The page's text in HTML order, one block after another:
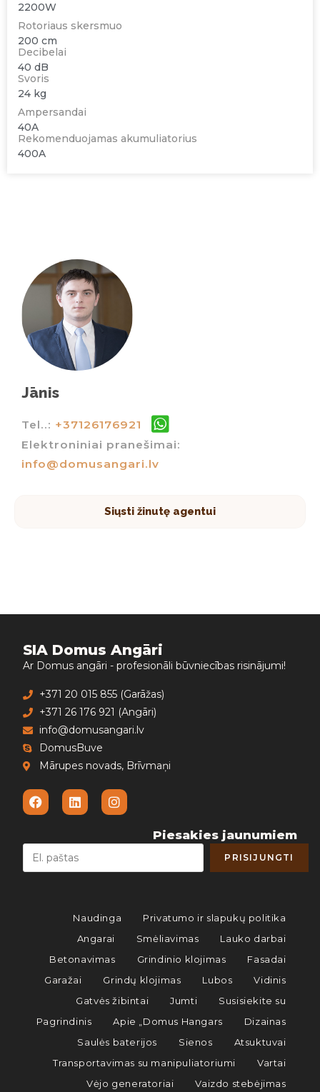
2200W
Rotoriaus skersmuo
200 cm
Decibelai
40 dB
Svoris
24 kg
Ampersandai
40A
Rekomenduojamas akumuliatorius
400A
Jānis
Tel..: +37126176921
Elektroniniai pranešimai:
info@domusangari.lv
Siųsti žinutę agentui
SIA Domus Angāri
Ar Domus angāri - profesionāli būvniecības risinājumi!
+371 20 015 855 (Garāžas)
+371 26 176 921 (Angāri)
info@domusangari.lv
DomusBuve
Mārupes novads, Brīvmaņi
Piesakies jaunumiem
Naudinga
Privatumo ir slapukų politika
Angarai
Smėliavimas
Lauko darbai
Betonavimas
Grindinio klojimas
Fasadai
Garažai
Grindų klojimas Lubos
Vidinis
Gatvės žibintai
Jumti
Susisiekite su
Pagrindinis
Apie „Domus Hangars
Dizainas
Saulės baterijos
Sienos
Atsuktuvai
Transportavimas su manipuliatoriumi
Vartai
Vėjo generatoriai
Vaizdo stebėjimas